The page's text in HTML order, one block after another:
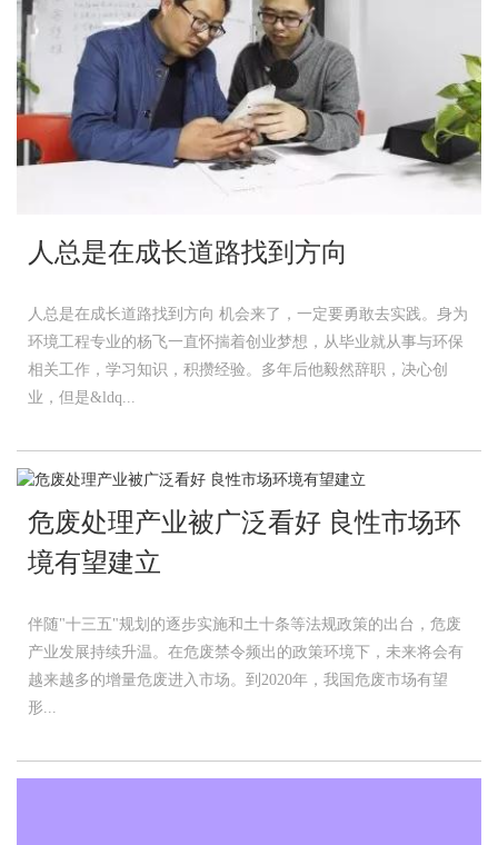
人总是在成长道路找到方向
人总是在成长道路找到方向 机会来了，一定要勇敢去实践。身为
环境工程专业的杨飞一直怀揣着创业梦想，从毕业就从事与环保
相关工作，学习知识，积攒经验。多年后他毅然辞职，决心创
业，但是&ldq...
危废处理产业被广泛看好 良性市场环
境有望建立
伴随"十三五"规划的逐步实施和土十条等法规政策的出台，危废
产业发展持续升温。在危废禁令频出的政策环境下，未来将会有
越来越多的增量危废进入市场。到2020年，我国危废市场有望
形...